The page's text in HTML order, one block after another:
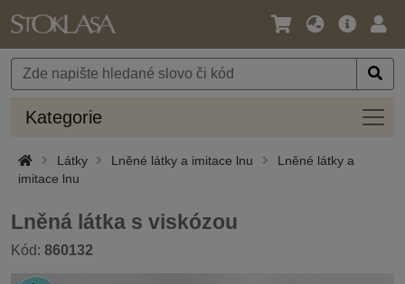
Jazyk
Měna
Hlavní
Kategorie
Látky Lněné látky a imitace lnu
Lněné látky a
imitace lnu
Lněná látka s viskózou
Kód: 860132